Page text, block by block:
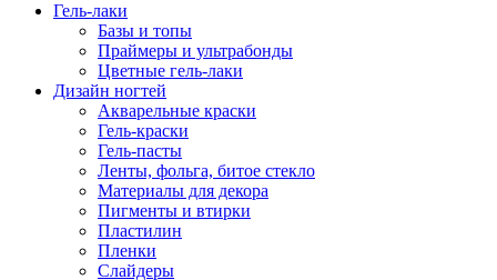
Гель-лаки
Базы и топы
Праймеры и ультрабонды
Цветные гель-лаки
Дизайн ногтей
Акварельные краски
Гель-краски
Гель-пасты
Ленты, фольга, битое стекло
Материалы для декора
Пигменты и втирки
Пластилин
Пленки
Слайдеры